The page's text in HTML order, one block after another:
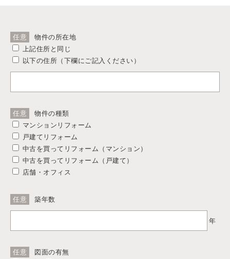
任意
物件の所在地
上記住所と同じ
以下の住所（下欄にご記入ください）
任意
物件の種類
マンションリフォーム
戸建てリフォーム
中古を買ってリフォーム（マンション）
中古を買ってリフォーム（戸建て）
店舗・オフィス
任意 築年数
年
任意
図面の有無